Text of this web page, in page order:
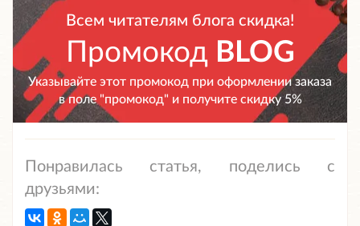
Всем читателям блога скидка!
Промокод BLOG
Указывайте этот промокод при оформлении заказа
в поле "промокод" и получите скидку 5%
Понравилась статья, поделись с
друзьями: